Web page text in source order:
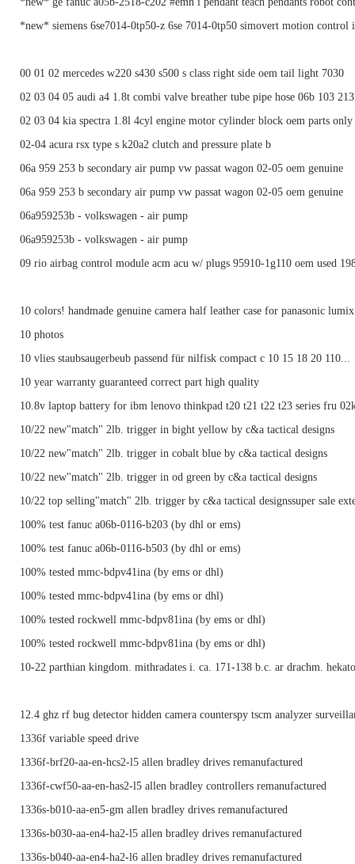
*new* siemens 6se7014-0tp50-z 6se 7014-0tp50 simovert motion control
00 01 02 mercedes w220 s430 s500 s class right side oem tail light 7030
02 03 04 05 audi a4 1.8t combi valve breather tube pipe hose 06b 103
02 03 04 kia spectra 1.8l 4cyl engine motor cylinder block oem parts only
02-04 acura rsx type s k20a2 clutch and pressure plate b
06a 959 253 b secondary air pump vw passat wagon 02-05 oem genuine
06a 959 253 b secondary air pump vw passat wagon 02-05 oem genuine
06a959253b - volkswagen - air pump
06a959253b - volkswagen - air pump
09 rio airbag control module acm acu w/ plugs 95910-1g110 oem used
10 colors! handmade genuine camera half leather case for panasonic
10 photos
10 vlies staubsaugerbeub passend für nilfisk compact c 10 15 18 20 110...
10 year warranty guaranteed correct part high quality
10.8v laptop battery for ibm lenovo thinkpad t20 t21 t22 t23 series fru
10/22 new"match" 2lb. trigger in bight yellow by c&a tactical designs
10/22 new"match" 2lb. trigger in cobalt blue by c&a tactical designs
10/22 new"match" 2lb. trigger in od green by c&a tactical designs
10/22 top selling"match" 2lb. trigger by c&a tactical designssuper sale
100% test fanuc a06b-0116-b203 (by dhl or ems)
100% test fanuc a06b-0116-b503 (by dhl or ems)
100% tested mmc-bdpv41ina (by ems or dhl)
100% tested mmc-bdpv41ina (by ems or dhl)
100% tested rockwell mmc-bdpv81ina (by ems or dhl)
100% tested rockwell mmc-bdpv81ina (by ems or dhl)
10-22 parthian kingdom. mithradates i. ca. 171-138 b.c. ar drachm.
12.4 ghz rf bug detector hidden camera counterspy tscm analyzer
1336f variable speed drive
1336f-brf20-aa-en-hcs2-l5 allen bradley drives remanufactured
1336f-cwf50-aa-en-has2-l5 allen bradley controllers remanufactured
1336s-b010-aa-en5-gm allen bradley drives remanufactured
1336s-b030-aa-en4-ha2-l5 allen bradley drives remanufactured
1336s-b040-aa-en4-ha2-l6 allen bradley drives remanufactured